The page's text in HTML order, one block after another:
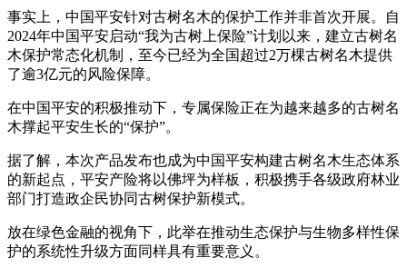
事实上，中国平安针对古树名木的保护工作并非首次开展。自
2024年中国平安启动“我为古树上保险”计划以来，建立古树名
木保护常态化机制，至今已经为全国超过2万棵古树名木提供
了逾3亿元的风险保障。
在中国平安的积极推动下，专属保险正在为越来越多的古树名
木撑起平安生长的“保护”。
据了解，本次产品发布也成为中国平安构建古树名木生态体系
的新起点，平安产险将以佛坪为样板，积极携手各级政府林业
部门打造政企民协同古树保护新模式。
放在绿色金融的视角下，此举在推动生态保护与生物多样性保
护的系统性升级方面同样具有重要意义。